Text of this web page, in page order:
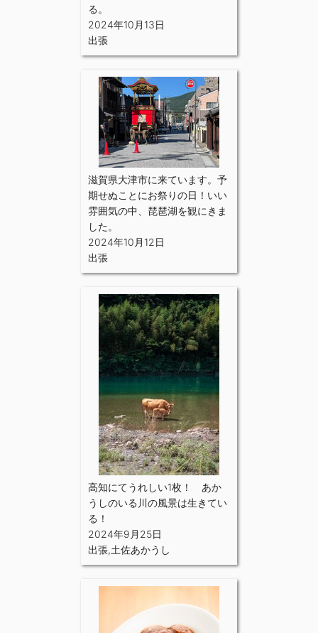
る。
2024年10月13日
出張
滋賀県大津市に来ています。予
期せぬことにお祭りの日！いい
雰囲気の中、琵琶湖を観にきま
した。
2024年10月12日
出張
高知にてうれしい1枚！ あか
うしのいる川の風景は生きてい
る！
2024年9月25日
出張,土佐あかうし